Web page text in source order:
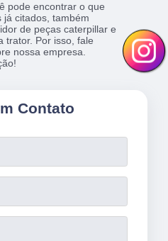
pode encontrar o que
já citados, também
de peças caterpillar e
trator. Por isso, fale
nossa empresa.
Contato